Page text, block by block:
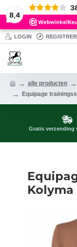
8,4
LOGIN
alle producten
Equipage
Gratis verzending
Kolyma